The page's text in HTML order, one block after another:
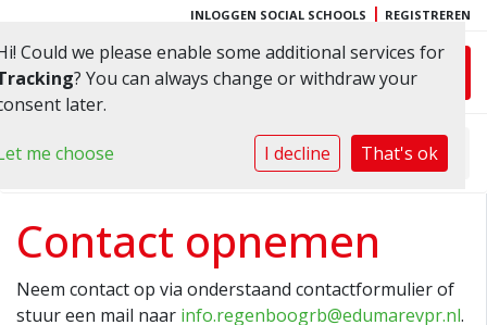
INLOGGEN SOCIAL SCHOOLS | REGISTREREN
Home » Contact
Contact opnemen
Neem contact op via onderstaand contactformulier of
stuur een mail naar info.regenboogrb@edumarevpr.nl.
Could we please enable some additional services for
? You can always change or withdraw your
later.
me choose I decline That's ok